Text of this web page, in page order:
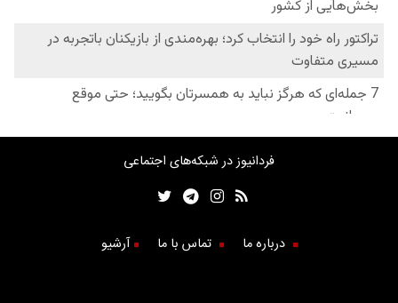
فردانیوز در شبکه‌های اجتماعی
درباره ما تماس با ما آرشیو